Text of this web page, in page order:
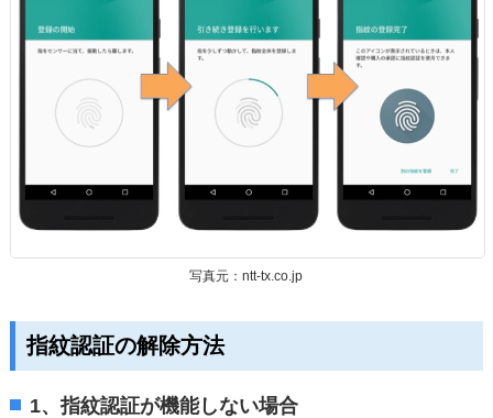
写真元：ntt-tx.co.jp
指紋認証の解除方法
1、指紋認証が機能しない場合